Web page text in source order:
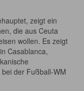
zeigt ein
die aus Ceuta
wollen. Es zeigt
Casablanca,
der Fußball-WM